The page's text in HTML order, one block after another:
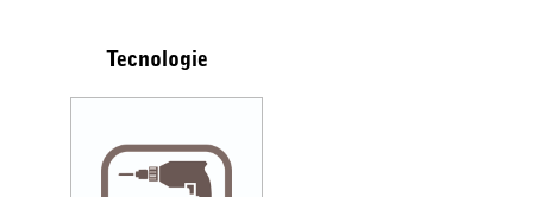
Tecnologie